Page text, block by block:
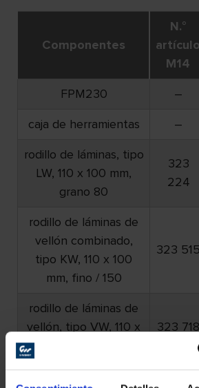
Componentes
N.°
artículo
M14
FPM230
–
caja de herramientas
–
rodillo de láminas, tipo
LW, 110 x 100 mm,
grano 80
323
224
rodillo de láminas de
vellón combinado,
tipo KW, 110 x 100
mm, fino / 150
323 515
rodillo de láminas de
vellón, tipo VW, 110 x
323 718
323